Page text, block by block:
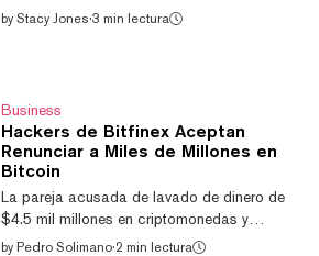
acuerdo de culpabilidad por su papel en el
sospechaba que Lichtenstein o su esposa,
Heather Morgan, eran los responsables de
robar 120.900 Bitcoin, solo se logró
confirmar hasta ahora. El nuevo detalle fue
reportado originalmente por CNBC el jueves.
La pareja...
by Stacy Jones·3 min lectura
Business
Hackers de Bitfinex Aceptan
Renunciar a Miles de Millones en
Bitcoin
La pareja acusada de lavado de dinero de
$4.5 mil millones en criptomonedas y
conspiración para defraudar a los Estados
by Pedro Solimano·2 min lectura